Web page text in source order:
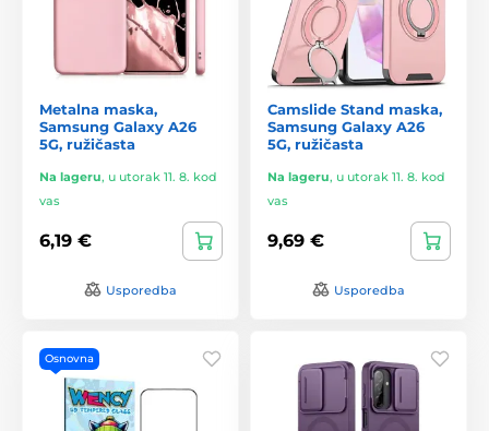
Metalna maska,
Samsung Galaxy A26
5G, ružičasta
Na lageru, u utorak 11. 8. kod
vas
6,19 €
Usporedba
Camslide Stand maska,
Samsung Galaxy A26
5G, ružičasta
Na lageru, u utorak 11. 8. kod
vas
9,69 €
Usporedba
Osnovna